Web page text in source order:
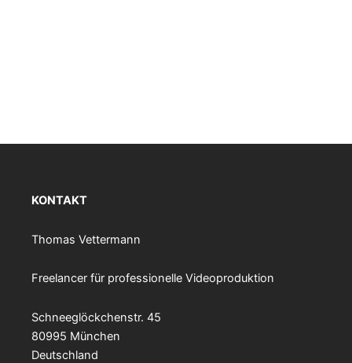
KONTAKT
Thomas Vettermann
Freelancer für professionelle Videoproduktion
Schneeglöckchenstr. 45
80995 München
Deutschland